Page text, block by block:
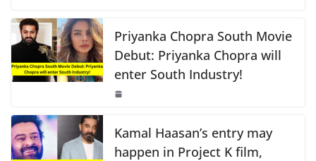
o
k
p k
c
e
b
o
o
k
at
s
A
p
p
y
Li
n
k
e
Priyanka Chopra South Movie
Debut: Priyanka Chopra will
enter South Industry!
Kamal Haasan’s entry may
happen in Project K film,